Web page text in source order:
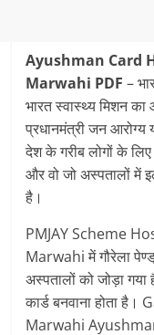
Ayushman Card
Marwahi PDF –
भारत स्‍वास्‍थ्‍य मिशन
प्रधानमंत्री जन आरोग्‍य
देश के गरीब लोगों के
और वो जो अस्‍पतालों में
है।
PMJAY Scheme
Marwahi में गौरेला
अस्‍पतालों को जोड़ा
कार्ड बनवाना होता
Marwahi